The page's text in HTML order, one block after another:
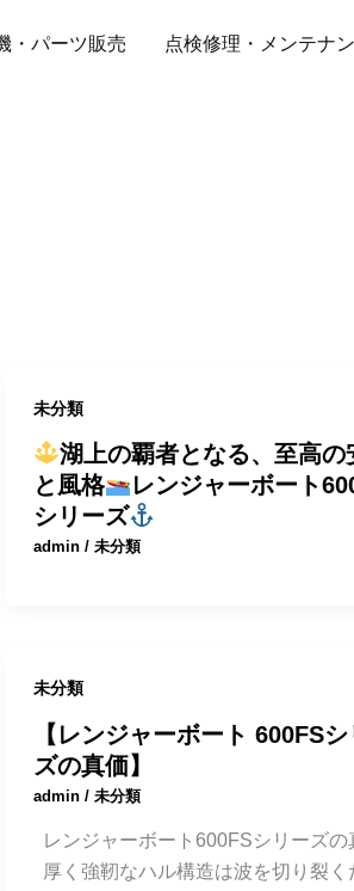
・パーツ販売 点検修理・メンテナ
未分類
湖上の覇者となる、至高の
と風格
レンジャーボート
シリーズ
admin / 未分類
未分類
【レンジャーボート 600FSシ
ズの真価】
admin / 未分類
レンジャーボート600FSシリーズの
厚く強靭なハル構造は波を切り裂く